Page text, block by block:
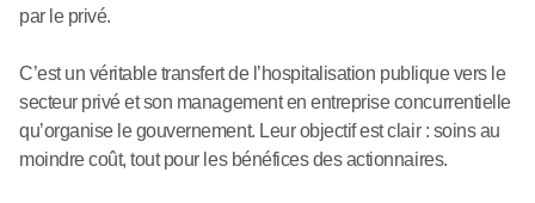
par le privé.
C’est un véritable transfert de l’hospitalisation publique vers le
secteur privé et son management en entreprise concurrentielle
qu’organise le gouvernement. Leur objectif est clair : soins au
moindre coût, tout pour les bénéfices des actionnaires.